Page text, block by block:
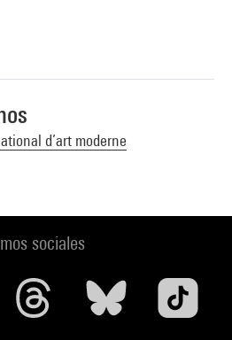
d’art moderne
sociales